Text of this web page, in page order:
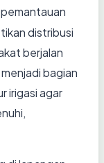
distribusi
berjalan
bagian
irigasi agar